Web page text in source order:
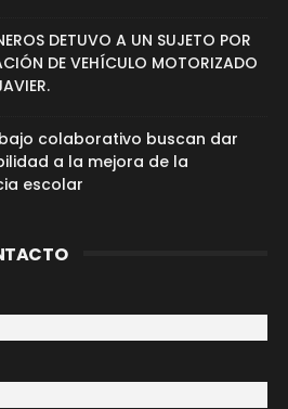
DETUVO A UN SUJETO POR
DE VEHÍCULO MOTORIZADO
colaborativo buscan dar
a la mejora de la
escolar